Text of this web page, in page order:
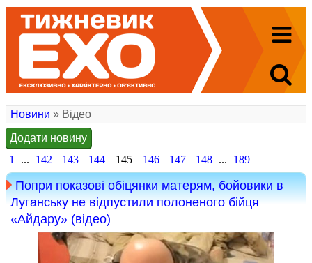
Новини » Відео
Додати новину
1
... 142 143 144 145 146 147 148 ... 189
Попри показові обіцянки матерям, бойовики в
Луганську не відпустили полоненого бійця
«Айдару» (відео)